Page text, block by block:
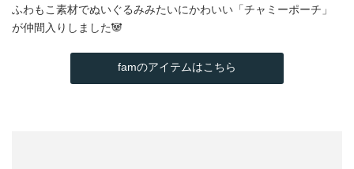
ふわもこ素材でぬいぐるみみたいにかわいい「チャミーポーチ」
が仲間入りしました🐼
famのアイテムはこちら